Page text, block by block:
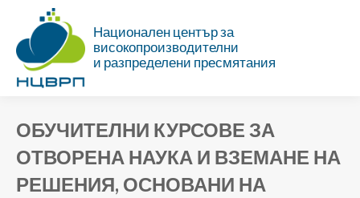
Национален център за
високопроизводителни
и разпределени пресмятания
ОБУЧИТЕЛНИ КУРСОВЕ ЗА
ОТВОРЕНА НАУКА И ВЗЕМАНЕ НА
РЕШЕНИЯ, ОСНОВАНИ НА